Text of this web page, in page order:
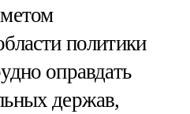
политики
оправдать
держав,